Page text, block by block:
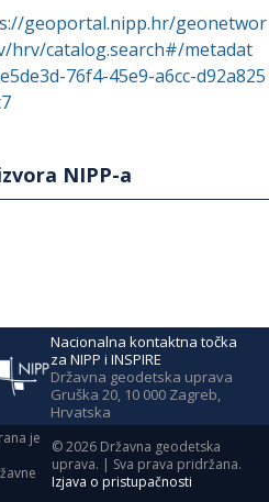
geoportal.nipp.hr/geonetwor
hrv/catalog.search#/metadat
76f4-45e9-a6cc-d92a825
NIPP-a
Nacionalna kontaktna točka
za NIPP i INSPIRE
Državna geodetska uprava
Gruška 20, 10 000 Zagreb,
Hrvatska
je
©2026 Državna geodetska
uprava. | Sva prava pridržana.
Izjava o pristupačnosti